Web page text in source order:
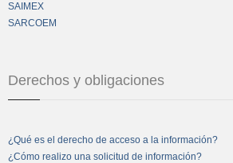
SAIMEX
SARCOEM
Derechos y obligaciones
¿Qué es el derecho de acceso a la información?
¿Cómo realizo una solicitud de información?